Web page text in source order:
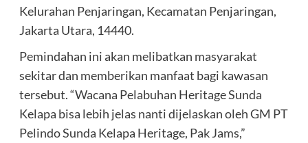
Kelurahan Penjaringan, Kecamatan Penjaringan,
Jakarta Utara, 14440.
Pemindahan ini akan melibatkan masyarakat
sekitar dan memberikan manfaat bagi kawasan
tersebut. “Wacana Pelabuhan Heritage Sunda
Kelapa bisa lebih jelas nanti dijelaskan oleh GM PT
Pelindo Sunda Kelapa Heritage, Pak Jams,”